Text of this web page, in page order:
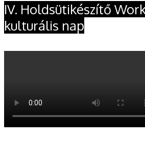
IV. Holdsütikészítő
kulturális nap